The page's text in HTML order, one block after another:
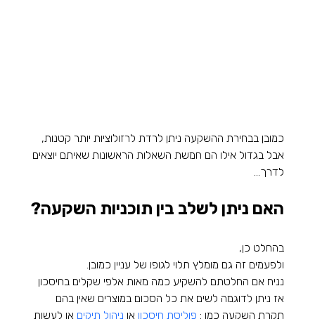
כמובן בבחירת ההשקעה ניתן לרדת לרזולוציות יותר קטנות,
אבל בגדול אילו הם חמשת השאלות הראשונות שאיתם יוצאים
לדרך...
האם ניתן לשלב בין תוכניות השקעה?
בהחלט כן,
ולפעמים זה גם מומלץ תלוי לגופו של עניין כמובן.
נניח אם החלטתם להשקיע כמה מאות אלפי שקלים בחיסכון
אז ניתן לדוגמה לשים את כל הסכום במוצרים שאין בהם
תקרת השקעה כמו : פוליסת חיסכון או ניהול תיקים או לעשות